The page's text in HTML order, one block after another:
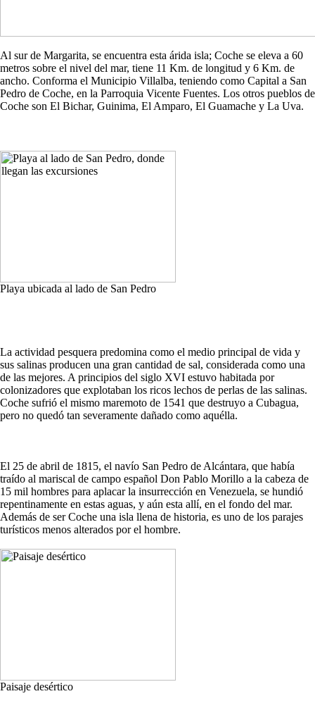
Al sur de Margarita, se encuentra esta árida isla; Coche se eleva a 60
metros sobre el nivel del mar, tiene 11 Km. de longitud y 6 Km. de
ancho. Conforma el Municipio Villalba, teniendo como Capital a San
Pedro de Coche, en la Parroquia Vicente Fuentes. Los otros pueblos de
Coche son El Bichar, Guinima, El Amparo, El Guamache y La Uva.
Playa ubicada al lado de San Pedro
La actividad pesquera predomina como el medio principal de vida y
sus salinas producen una gran cantidad de sal, considerada como una
de las mejores. A principios del siglo XVI estuvo habitada por
colonizadores que explotaban los ricos lechos de perlas de las salinas.
Coche sufrió el mismo maremoto de 1541 que destruyo a Cubagua,
pero no quedó tan severamente dañado como aquélla.
El 25 de abril de 1815, el navío San Pedro de Alcántara, que había
traído al mariscal de campo español Don Pablo Morillo a la cabeza de
15 mil hombres para aplacar la insurrección en Venezuela, se hundió
repentinamente en estas aguas, y aún esta allí, en el fondo del mar.
Además de ser Coche una isla llena de historia, es uno de los parajes
turísticos menos alterados por el hombre.
Paisaje desértico